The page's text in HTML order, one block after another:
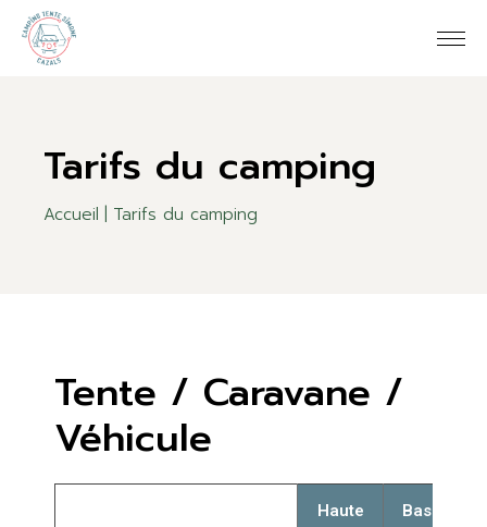
Tarifs du camping
Accueil Tarifs du camping
Tente / Caravane /
Véhicule
Haute
Basse